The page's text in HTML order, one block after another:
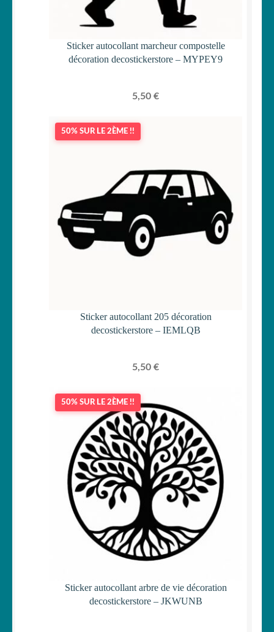
Sticker autocollant marcheur compostelle
décoration decostickerstore – MYPEY9
5,50 €
50% SUR LE 2ÈME !!
Sticker autocollant 205 décoration
decostickerstore – IEMLQB
5,50 €
50% SUR LE 2ÈME !!
Sticker autocollant arbre de vie décoration
decostickerstore – JKWUNB